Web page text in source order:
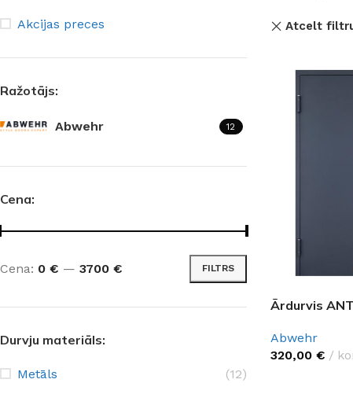
Akcijas preces
Ražotājs:
Abwehr 12
Cena:
FILTRS
Cena: 0 € — 3700 €
Durvju materiāls:
Metāls (12)
Atcelt
Ārdurvis
Abwehr
320,00 €